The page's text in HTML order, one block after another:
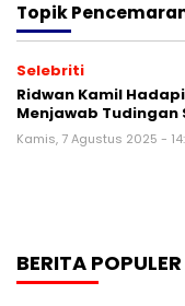
Topik
Selebriti
Ridwan Kamil
Menjawab Tudingan
Kamis, 7 Agustus 2025 -
BERITA POPULER